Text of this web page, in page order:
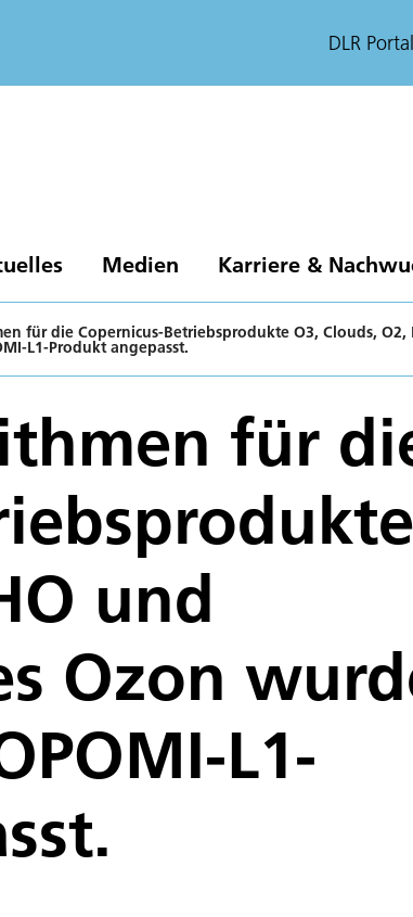
DLR Portal
Medien Karriere &
für die Copernicus-Betriebsprodukte O3, Clouds,
L1-Produkt angepasst.
für
und
Ozon
L1-